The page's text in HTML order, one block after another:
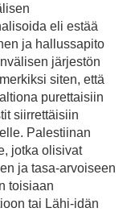
eli estää
ja hallussapito
järjestön
siten, että
purettaisiin
siirrettäisiin
Palestiinan
jotka olisivat
ja tasa-arvoiseen
toisiaan
tai Lähi-idän